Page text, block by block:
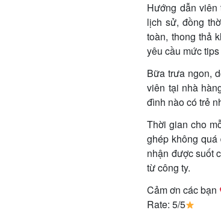
Hướng dẫn viên
lịch sử, đồng
toàn, thong thả
yêu cầu mức
Bữa trưa ngon,
viên tại nhà
đình nào có trẻ
Thời gian cho
ghép không
nhận được suốt
từ công ty.
Cảm ơn các bạn
Rate: 5/5